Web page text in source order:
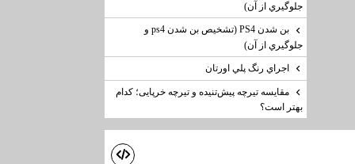
جلوگيري از آن)
بن شدن PS4 (تشخيص بن شدن ps4 و
جلوگيري از آن)
اجراي رنگ پلي اورتان
مقایسه تیرچه پیش‌تنیده و تیرچه خرپایی؛ کدام
بهتر است؟